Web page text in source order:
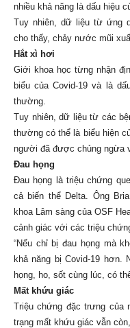
nhiều khả năng là dấu hiệu
Tuy nhiên, dữ liệu từ ứng
cho thấy, chảy nước mũi
Hắt xì hơi
Giới khoa học từng nhận
biểu của Covid-19 và là
thường.
Tuy nhiên, dữ liệu từ các
thường có thể là biểu hiện
người đã được chủng ngừa
Đau họng
Đau họng là triệu chứng
cả biến thể Delta. Ông
khoa Lâm sàng của OSF
cảnh giác với các triệu
“Nếu chỉ bị đau họng mà
khả năng bị Covid-19
họng, ho, sốt cùng lúc, có
Mất khứu giác
Triệu chứng đặc trưng của
trạng mất khứu giác vẫn